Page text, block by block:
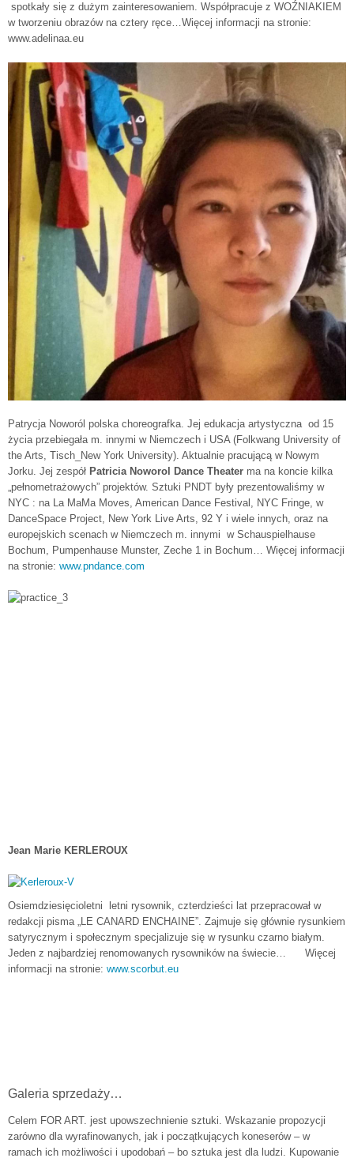
spotkały się z dużym zainteresowaniem. Współpracuje z WOŹNIAKIEM
w tworzeniu obrazów na cztery ręce…Więcej informacji na stronie:
www.adelinaa.eu
Patrycja Noworól polska choreografka. Jej edukacja artystyczna od 15
życia przebiegała m. innymi w Niemczech i USA (Folkwang University of
the Arts, Tisch_New York University). Aktualnie pracującą w Nowym
Jorku. Jej zespół Patricia Noworol Dance Theater ma na koncie kilka
„pełnometrażowych” projektów. Sztuki PNDT były prezentowaliśmy w
NYC : na La MaMa Moves, American Dance Festival, NYC Fringe, w
DanceSpace Project, New York Live Arts, 92 Y i wiele innych, oraz na
europejskich scenach w Niemczech m. innymi w Schauspielhause
Bochum, Pumpenhause Munster, Zeche 1 in Bochum… Więcej informacji
na stronie: www.pndance.com
Jean Marie KERLEROUX
Osiemdziesięcioletni letni rysownik, czterdzieści lat przepracował w
redakcji pisma „LE CANARD ENCHAINE”. Zajmuje się głównie rysunkiem
satyrycznym i społecznym specjalizuje się w rysunku czarno białym.
Jeden z najbardziej renomowanych rysowników na świecie… Więcej
informacji na stronie: www.scorbut.eu
Galeria sprzedaży…
Celem FOR ART. jest upowszechnienie sztuki. Wskazanie propozycji
zarówno dla wyrafinowanych, jak i początkujących koneserów – w
ramach ich możliwości i upodobań – bo sztuka jest dla ludzi. Kupowanie